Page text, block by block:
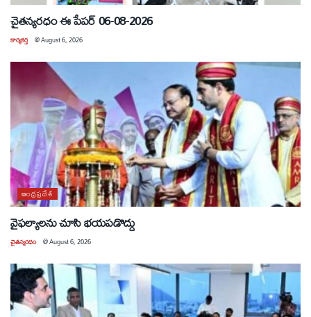
చైతన్యరధం ఈ పేపర్ 06-08-2026
కార్యకర్త @August 6, 2026
ఆంధ్రప్రదేశ్
వైఫల్యాలను చూసి భయపడొద్దు
చైతన్యరధం @August 6, 2026